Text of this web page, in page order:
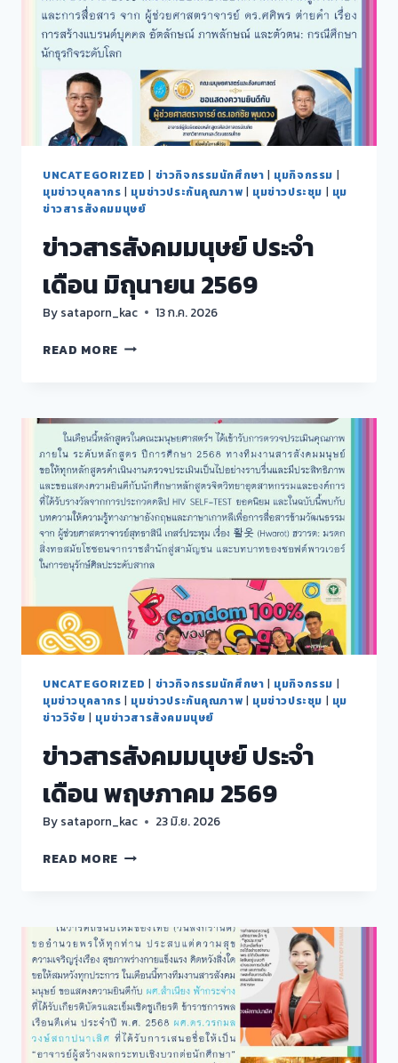
UNCATEGORIZED | ข่าวกิจกรรมนักศึกษา | มุมกิจกรรม |
มุมข่าวบุคลากร | มุมข่าวประกันคุณภาพ | มุมข่าวประชุม | มุม
ข่าวสารสังคมมนุษย์
ข่าวสารสังคมมนุษย์ ประจำ
เดือน มิถุนายน 2569
By sataporn_kac 13 ก.ค. 2026
READ MORE ข่าวสาร
เดือน
มิถุนายน
2569
UNCATEGORIZED | ข่าวกิจกรรมนักศึกษา | มุมกิจกรรม |
มุมข่าวบุคลากร | มุมข่าวประกันคุณภาพ | มุมข่าวประชุม | มุม
ข่าววิจัย | มุมข่าวสารสังคมมนุษย์
ข่าวสารสังคมมนุษย์ ประจำ
เดือน พฤษภาคม 2569
By sataporn_kac 23 มิ.ย. 2026
READ MORE ข่าวสาร
เดือน
พฤษภาคม
2569